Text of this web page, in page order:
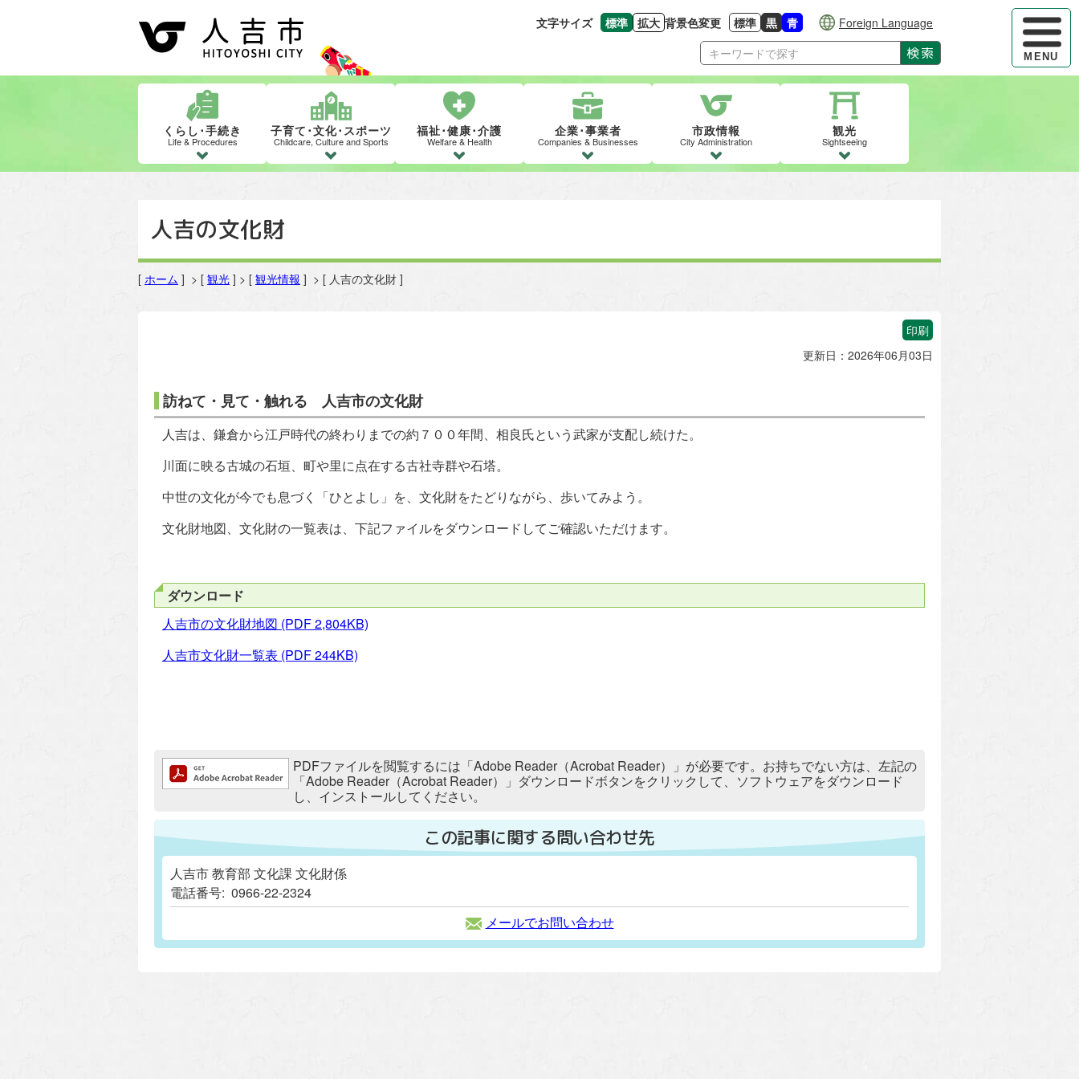
ハンバー
MENU
文字サイズ 標準
文字の大きさをもとの大きさに戻す
拡大
文字を大きくする
背景色変更 標準
背景色の変更：白
黒
背景色の変更：黒
青
背景色の変更：青
Foreign Language
検索
くらし･手続き
Life & Procedures
子育て･文化･スポーツ
Childcare, Culture and Sports
福祉･健康･介護
Welfare & Health
企業･事業者
Companies & Businesses
市政情報
City Administration
観光
Sightseeing
人吉の文化財
[ ホーム ] > [ 観光 ] > [ 観光情報 ] > [ 人吉の文化財 ]
印刷
更新日：2026年06月03日
訪ねて・見て・触れる 人吉市の文化財
人吉は、鎌倉から江戸時代の終わりまでの約７００年間、相良氏という武家が支配し続けた。
川面に映る古城の石垣、町や里に点在する古社寺群や石塔。
中世の文化が今でも息づく「ひとよし」を、文化財をたどりながら、歩いてみよう。
文化財地図、文化財の一覧表は、下記ファイルをダウンロードしてご確認いただけます。
ダウンロード
人吉市の文化財地図 (PDF 2,804KB)
人吉市文化財一覧表 (PDF 244KB)
追加情報：PDFファイルPDFファイルを閲覧するには「Adobe Reader（Acrobat Reader）」が必要です。お持ちでない方は、左記の
「Adobe Reader（Acrobat Reader）」ダウンロードボタンをクリックして、ソフトウェアをダウンロード
し、インストールしてください。
この記事に関する問い合わせ先
人吉市 教育部 文化課 文化財係
電話番号: 0966-22-2324
メールでお問い合わせ